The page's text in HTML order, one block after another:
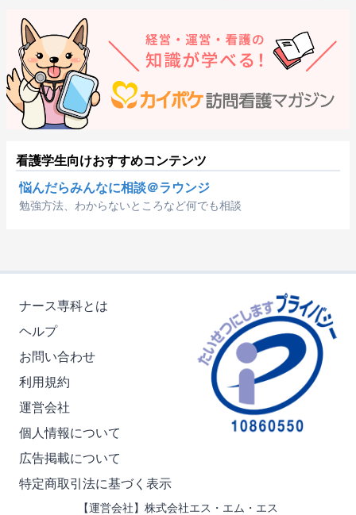
看護学生向けおすすめコンテンツ
悩んだらみんなに相談＠ラウンジ
勉強方法、わからないところなど何でも相談
ナース専科とは
ヘルプ
お問い合わせ
利用規約
運営会社
個人情報について
広告掲載について
特定商取引法に基づく表示
【運営会社】株式会社エス・エム・エス